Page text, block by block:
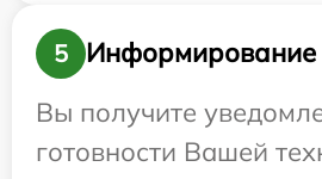
5
Информирование
Вы получите
готовности Вашей